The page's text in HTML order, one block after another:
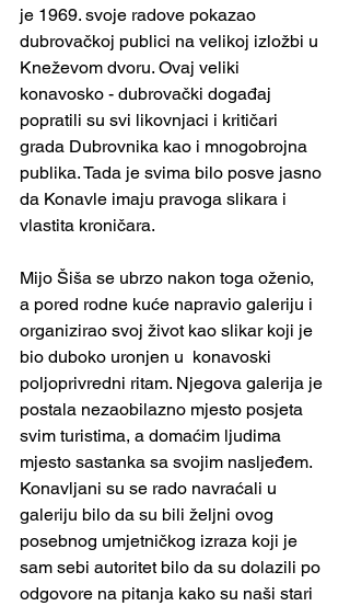
je 1969. svoje radove pokazao
dubrovačkoj publici na velikoj izložbi u
Kneževom dvoru. Ovaj veliki
konavosko - dubrovački događaj
popratili su svi likovnjaci i kritičari
grada Dubrovnika kao i mnogobrojna
publika. Tada je svima bilo posve jasno
da Konavle imaju pravoga slikara i
vlastita kroničara.
Mijo Šiša se ubrzo nakon toga oženio,
a pored rodne kuće napravio galeriju i
organizirao svoj život kao slikar koji je
bio duboko uronjen u  konavoski
poljoprivredni ritam. Njegova galerija je
postala nezaobilazno mjesto posjeta
svim turistima, a domaćim ljudima
mjesto sastanka sa svojim nasljeđem.
Konavljani su se rado navraćali u
galeriju bilo da su bili željni ovog
posebnog umjetničkog izraza koji je
sam sebi autoritet bilo da su dolazili po
odgovore na pitanja kako su naši stari